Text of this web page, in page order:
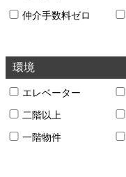
仲介手数料ゼロ
環境
エレベーター
二階以上
一階物件